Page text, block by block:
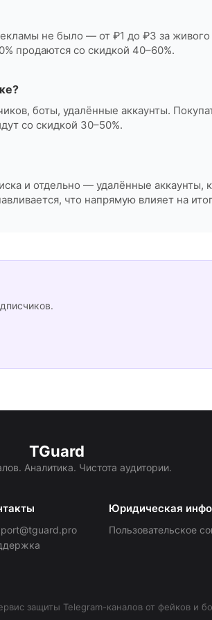
не было — от ₽1 до ₽3 за живого
продаются со скидкой 40–60%.
боты, удалённые аккаунты.
со скидкой 30–50%.
и отдельно — удалённые аккаунты,
что напрямую влияет на
TGuard
Аналитика. Чистота аудитории.
Юридическая
Пользовательское
защиты Telegram-каналов от фейков и